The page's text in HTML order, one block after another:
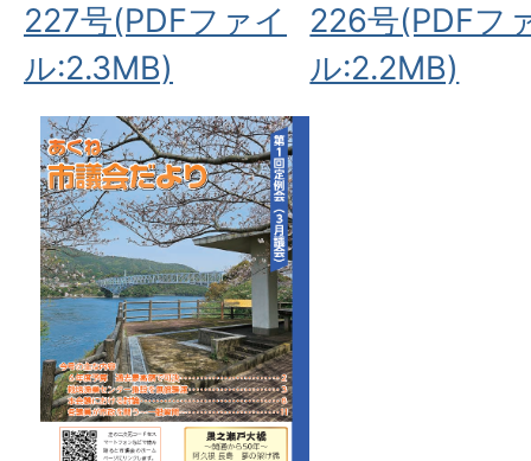
227号(PDFファイ
ル:2.3MB)
226号(PDFフ
ル:2.2MB)